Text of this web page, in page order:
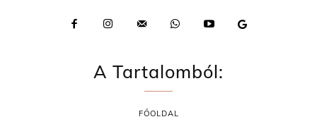
A Tartalomból:
FŐOLDAL